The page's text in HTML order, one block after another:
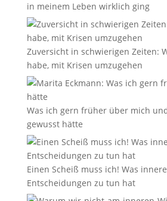
in meinem Leben wirklich ging
Zuversicht in schwierigen Zeiten:
habe, mit Krisen umzugehen
Was ich gern früher über mich
gewusst hätte
Einen Scheiß muss ich! Was
Entscheidungen zu tun hat